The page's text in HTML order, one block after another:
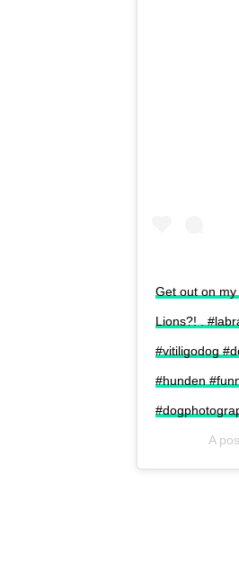
Get out on
Lions?! .
#vitiligodog
#hunden
A